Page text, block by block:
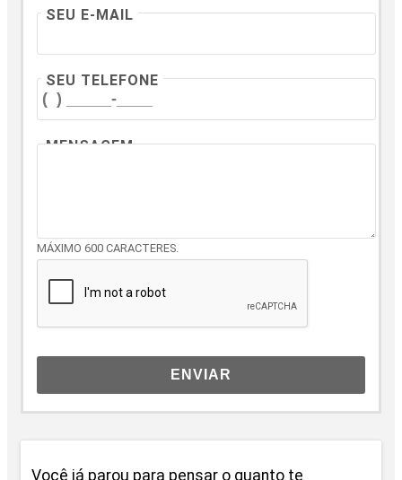
SEU E-MAIL
SEU TELEFONE
MENSAGEM
MÁXIMO 600 CARACTERES.
ENVIAR
Você já parou para pensar o quanto te